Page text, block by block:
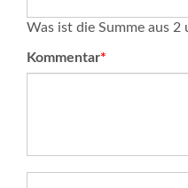
Was ist die Summe aus 2
Pflichtfeld
Kommentar*